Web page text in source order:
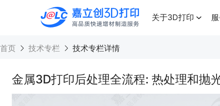
高品质快速增材制造服务
关于3D打印
首页 技术专栏 技术专栏详情
金属3D打印后处理全流程: 热处理和抛